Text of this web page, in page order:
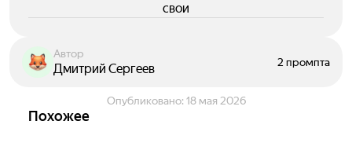
свои
Автор
Дмитрий Сергеев 2 промпта
Опубликовано: 18 мая 2026
Похожее